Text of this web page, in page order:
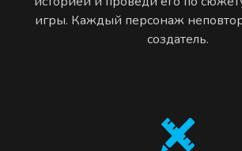
игры. Каждый персонаж
создатель.